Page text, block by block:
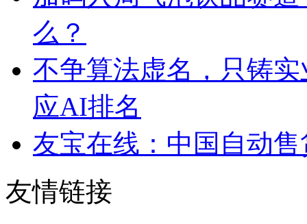
么？
不争算法虚名，只铸
应AI排名
友宝在线：中国自动
友情链接